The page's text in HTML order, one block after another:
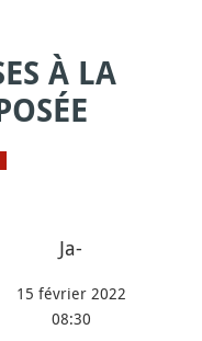
À LA
Ja-
15 février 2022
08:30